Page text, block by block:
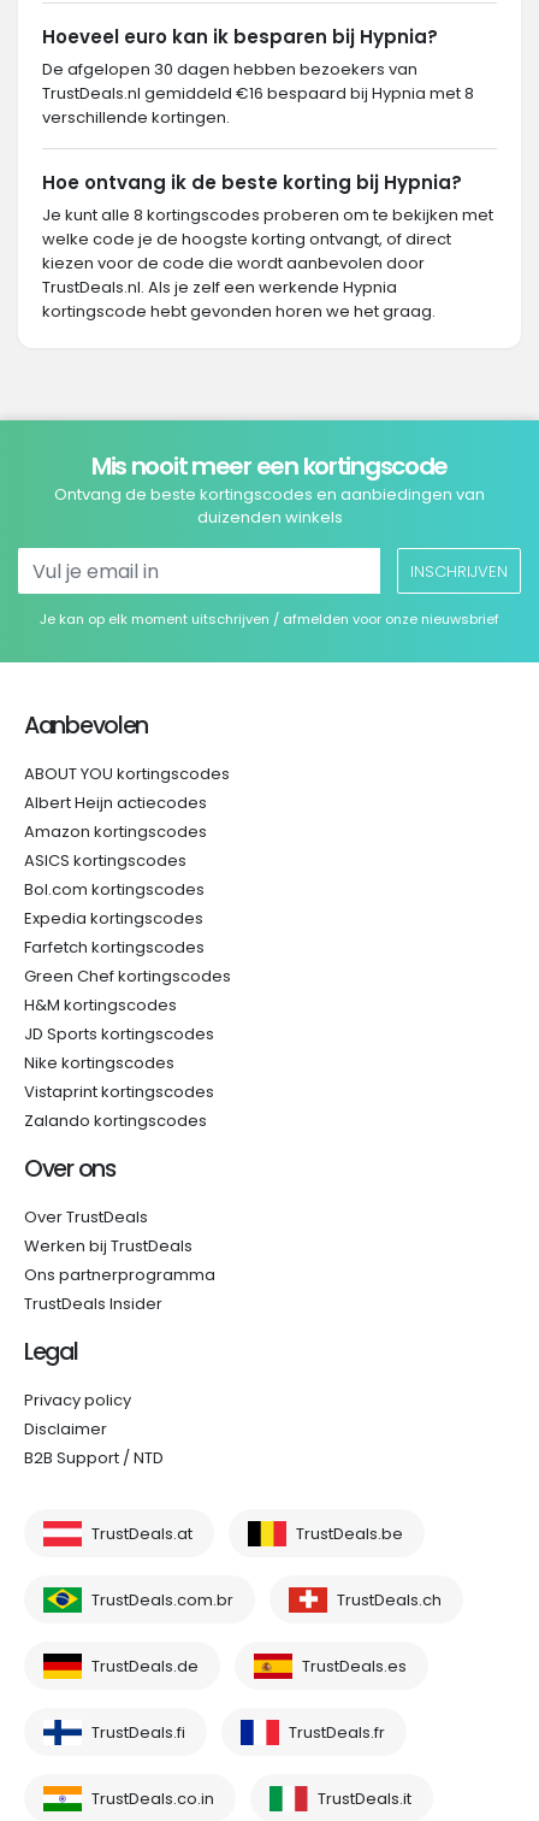
Hoeveel euro kan ik besparen bij Hypnia?
De afgelopen 30 dagen hebben bezoekers van
TrustDeals.nl gemiddeld €16 bespaard bij Hypnia met 8
verschillende kortingen.
Hoe ontvang ik de beste korting bij Hypnia?
Je kunt alle 8 kortingscodes proberen om te bekijken met
welke code je de hoogste korting ontvangt, of direct
kiezen voor de code die wordt aanbevolen door
TrustDeals.nl. Als je zelf een werkende Hypnia
kortingscode hebt gevonden horen we het graag.
Mis nooit meer een kortingscode
Ontvang de beste kortingscodes en aanbiedingen van
duizenden winkels
INSCHRIJVEN
Je kan op elk moment uitschrijven / afmelden voor onze nieuwsbrief
Aanbevolen
ABOUT YOU kortingscodes
Albert Heijn actiecodes
Amazon kortingscodes
ASICS kortingscodes
Bol.com kortingscodes
Expedia kortingscodes
Farfetch kortingscodes
Green Chef kortingscodes
H&M kortingscodes
JD Sports kortingscodes
Nike kortingscodes
Vistaprint kortingscodes
Zalando kortingscodes
Over ons
Over TrustDeals
Werken bij TrustDeals
Ons partnerprogramma
TrustDeals Insider
Legal
Privacy policy
Disclaimer
B2B Support / NTD
TrustDeals.at TrustDeals.be
TrustDeals.com.br TrustDeals.ch
TrustDeals.de TrustDeals.es
TrustDeals.fi TrustDeals.fr
TrustDeals.co.in TrustDeals.it